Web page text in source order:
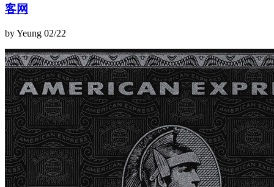
客网
by Yeung 02/22